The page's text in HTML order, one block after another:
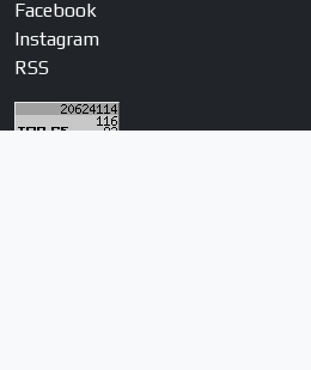
Facebook
Instagram
RSS